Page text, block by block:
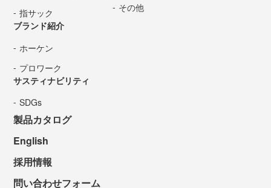
指サック
その他
ブランド紹介
ホーケン
プロワーク
サスティナビリティ
SDGs
製品カタログ
English
採用情報
問い合わせフォーム